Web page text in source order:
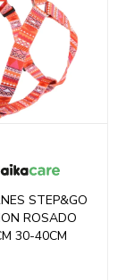
STEP&GO
ROSADO
30-40CM